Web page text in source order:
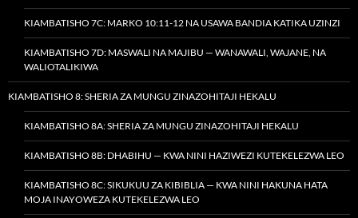
KIAMBATISHO 7C: MARKO 10:11-12 NA USAWA BANDIA KATIKA UZINZI
KIAMBATISHO 7D: MASWALI NA MAJIBU — WANAWALI, WAJANE, NA
WALIOTALIKIWA
KIAMBATISHO 8: SHERIA ZA MUNGU ZINAZOHITAJI HEKALU
KIAMBATISHO 8A: SHERIA ZA MUNGU ZINAZOHITAJI HEKALU
KIAMBATISHO 8B: DHABIHU — KWA NINI HAZIWEZI KUTEKELEZWA LEO
KIAMBATISHO 8C: SIKUKUU ZA KIBIBLIA — KWA NINI HAKUNA HATA
MOJA INAYOWEZA KUTEKELEZWA LEO